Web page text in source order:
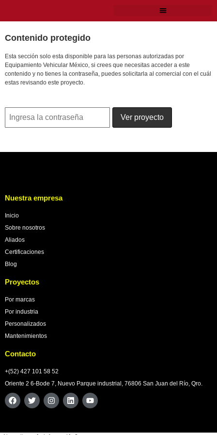
Contenido protegido
Esta sección solo esta disponible para las personas autorizadas por
Equipamiento Vehicular México, si crees que necesitas acceder a este
contenido y no tienes la contraseña, puedes solicitarla al comercial con el cuál
estas revisando este proyecto.
Nuestra empresa
Inicio
Sobre nosotros
Aliados
Certificaciones
Blog
Proyectos
Por marcas
Por industria
Personalizados
Mantenimientos
Contacto
+(52) 427 101 58 52
Oriente 2 6-Bode 7, Nuevo Parque industrial, 76806 San Juan del Río, Qro.